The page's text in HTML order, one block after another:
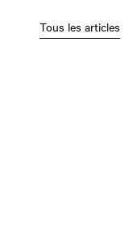
Tous les articles